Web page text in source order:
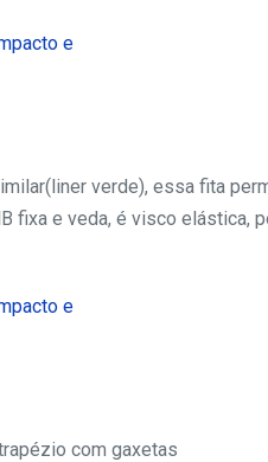
verde), essa fita
fixa e veda, é visco elástica,
com gaxetas